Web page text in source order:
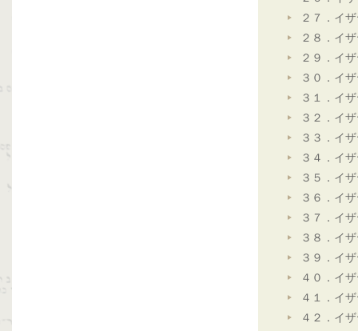
２７．イ
２８．イ
２９．イ
３０．イ
３１．イ
３２．イ
３３．イ
３４．イ
３５．イ
３６．イ
３７．イ
３８．イ
３９．イ
４０．イ
４１．イ
４２．イ